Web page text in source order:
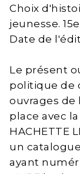
Choix
jeunesse.
Date de
Le présent
politique de
ouvrages de
place avec la
HACHETTE
un
ayant